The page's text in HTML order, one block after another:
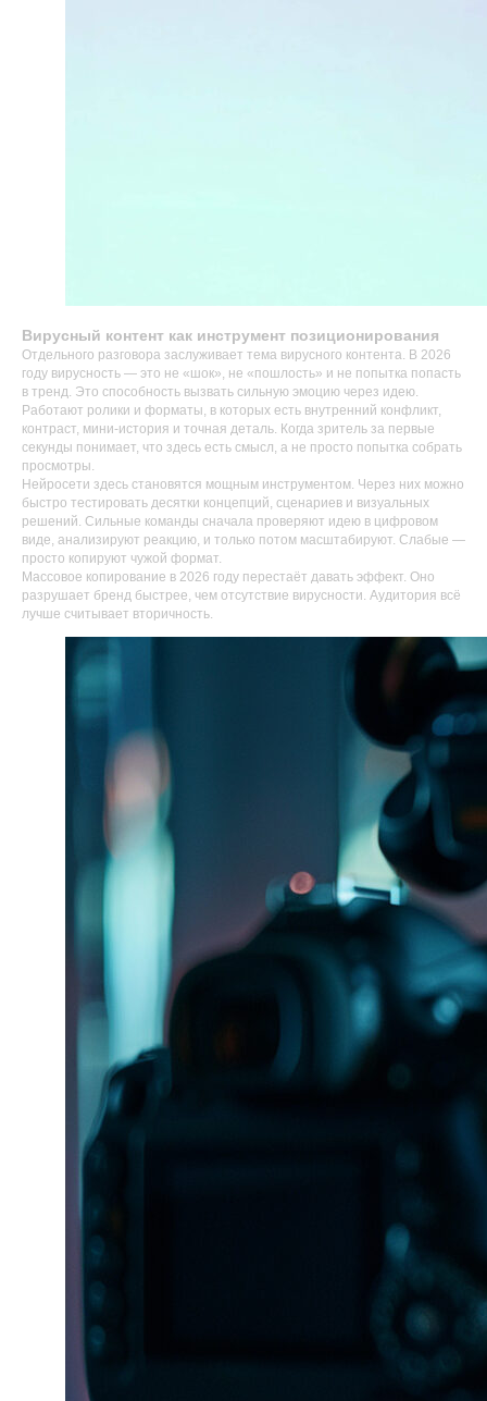
Вирусный контент как инструмент позиционирования
Отдельного разговора заслуживает тема вирусного контента. В 2026
году вирусность — это не «шок», не «пошлость» и не попытка попасть
в тренд. Это способность вызвать сильную эмоцию через идею.
Работают ролики и форматы, в которых есть внутренний конфликт,
контраст, мини-история и точная деталь. Когда зритель за первые
секунды понимает, что здесь есть смысл, а не просто попытка собрать
просмотры.
Нейросети здесь становятся мощным инструментом. Через них можно
быстро тестировать десятки концепций, сценариев и визуальных
решений. Сильные команды сначала проверяют идею в цифровом
виде, анализируют реакцию, и только потом масштабируют. Слабые —
просто копируют чужой формат.
Массовое копирование в 2026 году перестаёт давать эффект. Оно
разрушает бренд быстрее, чем отсутствие вирусности. Аудитория всё
лучше считывает вторичность.
Согласие на обработку персональных данных
служба заботы
info@packer.agency
Карьера
Новости
фотографии реализованных проектов и другие материалы сайта
интеллектуальной собственности. Их копирование, публикация,
г. Москва, 1-й красногвардейский проезд 21 стр. 1 Башня
ОКО в Москва-Сити
AI-контент